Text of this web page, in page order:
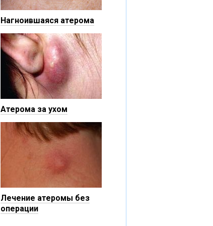
Нагноившаяся атерома
Атерома за ухом
Лечение атеромы без
операции